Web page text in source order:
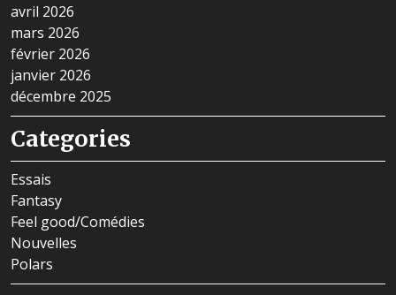
avril 2026
mars 2026
février 2026
janvier 2026
décembre 2025
Categories
Essais
Fantasy
Feel good/Comédies
Nouvelles
Polars